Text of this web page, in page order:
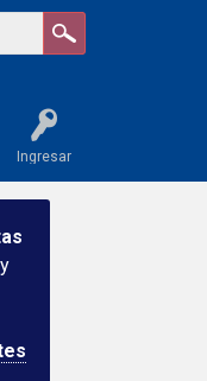
Ingresar